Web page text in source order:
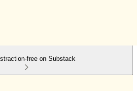
free on Substack